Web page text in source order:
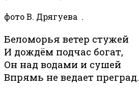
фото В. Дрягуева .
Беломорья ветер стужей
И дождём подчас богат,
Он над водами и сушей
Впрямь не ведает преград.